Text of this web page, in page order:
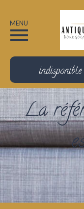
MENU
indisponible
La